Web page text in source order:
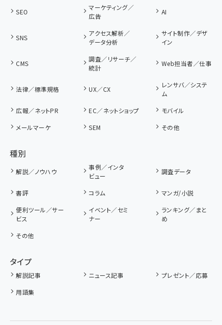
SEO
マーケティング／
広告
AI
SNS
アクセス解析／
データ分析
サイト制作／デザ
イン
CMS
調査／リサーチ／
統計
Web担当者／仕事
法律／標準規格 UX／CX
レンサバ／システ
ム
広報／ネットPR
EC／ネットショップ
モバイル
メールマーケ
SEM その他
種別
解説／ノウハウ
事例／インタ
ビュー
調査データ
書評 コラム
マンガ/小説
便利ツール／サー
ビス
イベント／セミ
ナー
ランキング／まと
め
その他
タイプ
解説記事 ニュース記事
プレゼント／応募
用語集